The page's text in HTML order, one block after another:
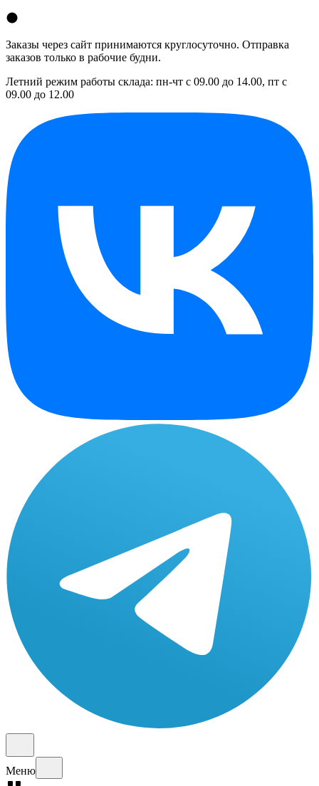
Заказы через сайт принимаются круглосуточно. Отправка
заказов только в рабочие будни.
Летний режим работы склада: пн-чт с 09.00 до 14.00, пт с
09.00 до 12.00
Меню